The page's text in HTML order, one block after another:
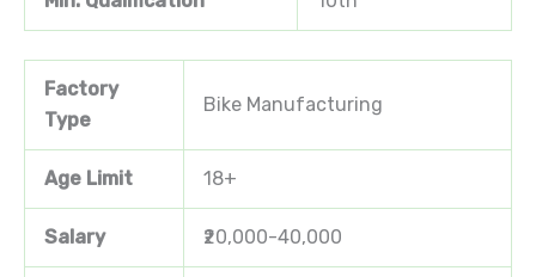
Factory
Type
Bike Manufacturing
Age Limit 18+
Salary ₹20,000-40,000